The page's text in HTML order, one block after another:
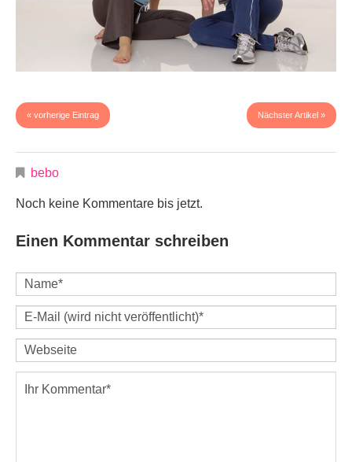
« vorherige Eintrag Nächster Artikel »
bebo
Noch keine Kommentare bis jetzt.
Einen Kommentar schreiben